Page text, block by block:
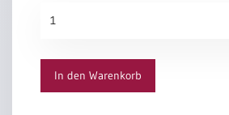
Schein
des
Lebens“
Menge
In den Warenkorb